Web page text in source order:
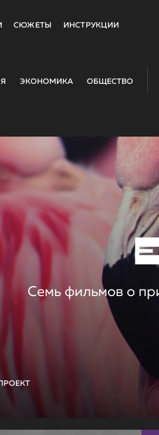
СЮЖЕТЫ ИНСТРУКЦИИ
ЭКОНОМИКА ОБЩЕСТВО
Семь фильмов о